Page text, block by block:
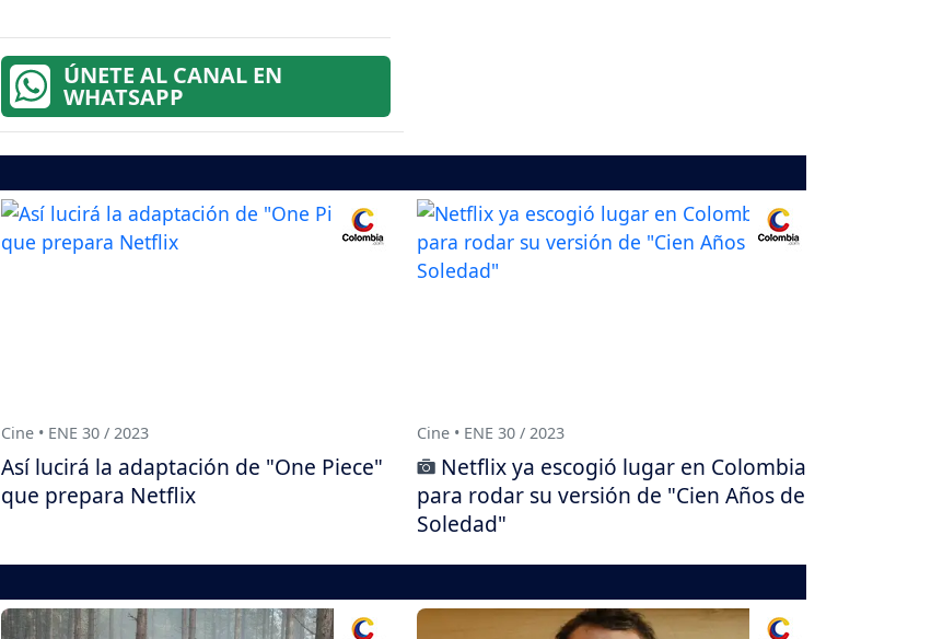
ÚNETE AL CANAL EN
WHATSAPP
Cine • ENE 30 / 2023
Así lucirá la adaptación de "One Piece"
que prepara Netflix
Cine • ENE 30 / 2023
Netflix ya escogió lugar en Colombia
para rodar su versión de "Cien Años de
Soledad"